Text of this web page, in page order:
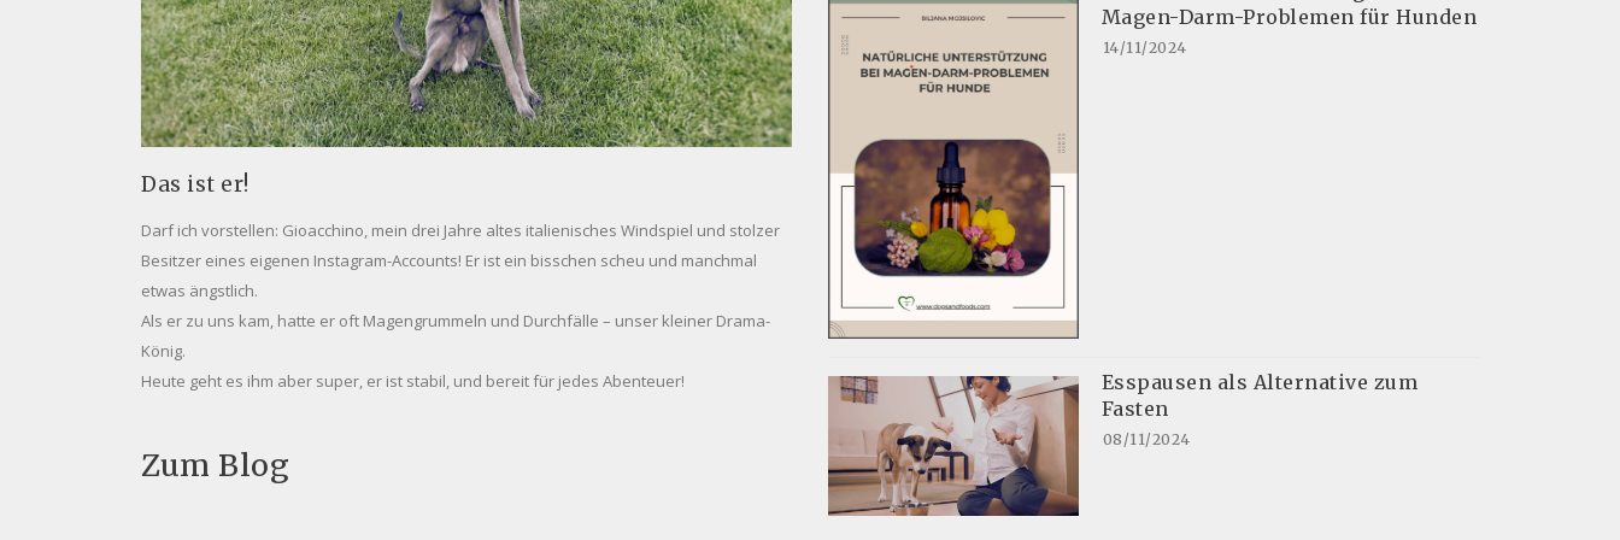
Das ist er!
Darf ich vorstellen: Gioacchino, mein drei Jahre altes italienisches Windspiel und stolzer
Besitzer eines eigenen Instagram-Accounts! Er ist ein bisschen scheu und manchmal
etwas ängstlich.
Als er zu uns kam, hatte er oft Magengrummeln und Durchfälle – unser kleiner Drama-
König.
Heute geht es ihm aber super, er ist stabil, und bereit für jedes Abenteuer!
Zum Blog
Magen-Darm-Problemen für Hunden
14/11/2024
Esspausen als Alternative zum
Fasten
08/11/2024